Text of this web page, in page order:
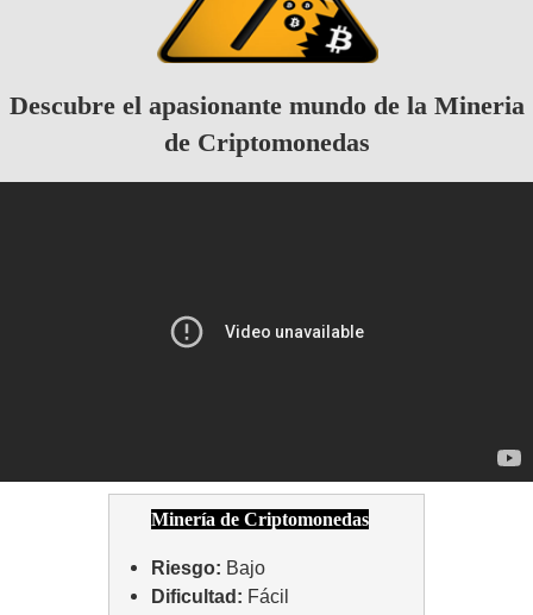
Descubre el apasionante mundo de la Mineria
de Criptomonedas
Minería de Criptomonedas
Riesgo: Bajo
Dificultad: Fácil